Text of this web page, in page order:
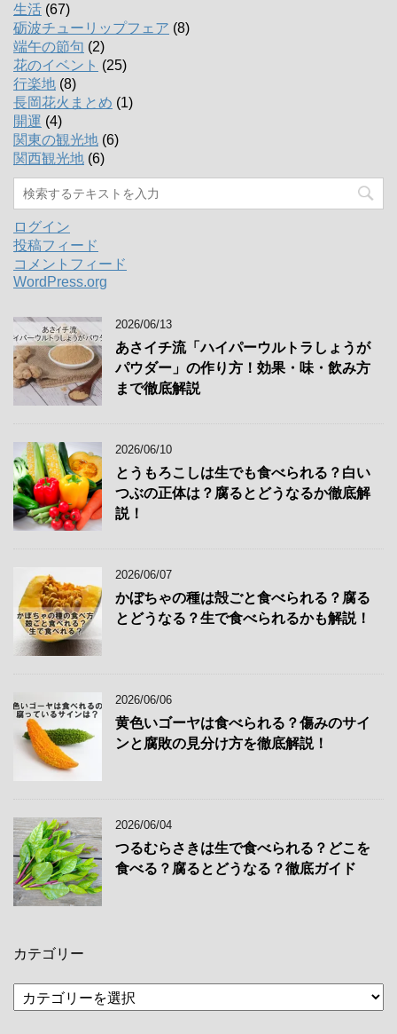
生活 (67)
砺波チューリップフェア (8)
端午の節句 (2)
花のイベント (25)
行楽地 (8)
長岡花火まとめ (1)
開運 (4)
関東の観光地 (6)
関西観光地 (6)
ログイン
投稿フィード
コメントフィード
WordPress.org
2026/06/13
あさイチ流「ハイパーウルトラしょうが
パウダー」の作り方！効果・味・飲み方
まで徹底解説
2026/06/10
とうもろこしは生でも食べられる？白い
つぶの正体は？腐るとどうなるか徹底解
説！
2026/06/07
かぼちゃの種は殻ごと食べられる？腐る
とどうなる？生で食べられるかも解説！
2026/06/06
黄色いゴーヤは食べられる？傷みのサイ
ンと腐敗の見分け方を徹底解説！
2026/06/04
つるむらさきは生で食べられる？どこを
食べる？腐るとどうなる？徹底ガイド
カテゴリー
テ